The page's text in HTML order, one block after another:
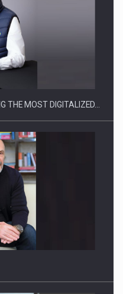
- Technology and…
STRATEGY-Finantare
THE MOST DIGITALIZED…